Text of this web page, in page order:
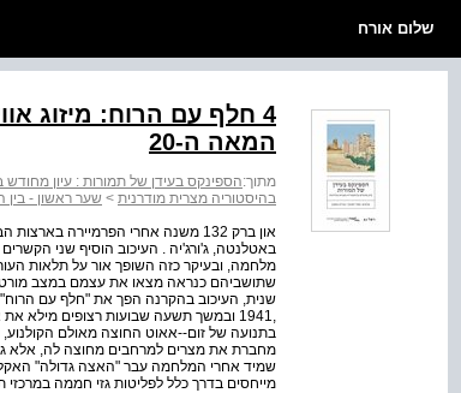
שלום אורח
4 חלף עם הרוח: מיזוג
המאה ה‑20
מתוך:הספינקס בעידן של תמורות : עיון מחודש
בהיסטוריה מצרית מודרנית > שער ראשון - בין
באטלנטה, ג'ורג'יה . העיכוב הוסיף שני
שתושביהם כנראה מצאו את עצמם במצב מורט
שנית, העיכוב בהקרנה הפך את "חלף עם הרוח"
,1941 ובמשך תשעה שבועות רצופים
בתנועה של זום‑‑אאוט החוצה מאולם
שמיד אחרי המלחמה עבר "האצה גדולה"
מייחסים בדרך כלל לפליטות גזי חממה